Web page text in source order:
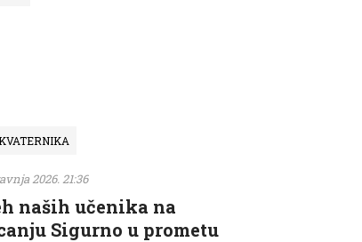
2026. 21:36
naših učenika na
Sigurno u prometu